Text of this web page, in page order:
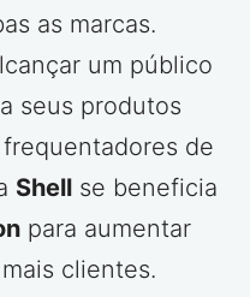
as marcas.
um público
seus produtos
de
Shell se beneficia
para aumentar
clientes.